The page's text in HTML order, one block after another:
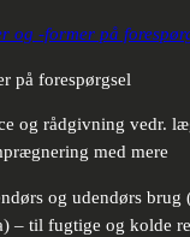
og -former på
på forespørgsel
og rådgivning vedr.
med mere
og udendørs brug
– til fugtige og kolde